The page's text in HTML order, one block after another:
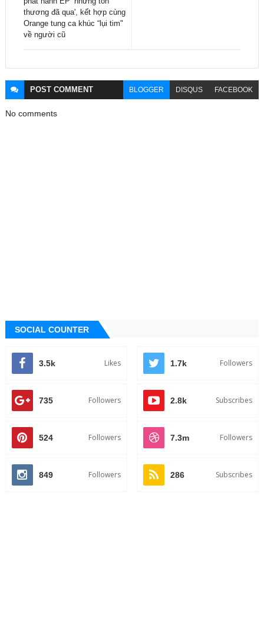
thương đã qua', kết hợp cùng
Orange tung ca khúc “lụi tim"
về người cũ
POST COMMENT BLOGGER DISQUS FACEBOOK
No comments
SOCIAL COUNTER
3.5k Likes 1.7k Followers
735 Followers 2.8k Subscribes
524 Followers 7.3m Followers
849 Followers 286 Subscribes